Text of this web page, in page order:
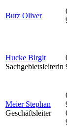
Butz Oliver
Hucke Birgit
Sachgebietsleiterin
Meier Stephan
Geschäftsleiter